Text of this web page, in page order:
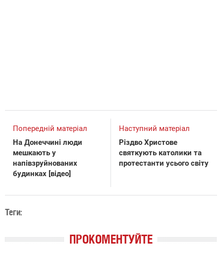
Попередній матеріал
На Донеччині люди
мешкають у
напівзруйнованих
будинках [відео]
Наступний матеріал
Різдво Христове
святкують католики та
протестанти усього світу
Теги:
ПРОКОМЕНТУЙТЕ